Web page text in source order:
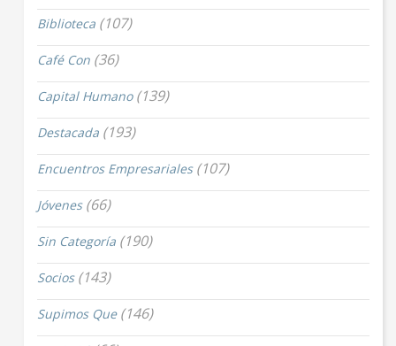
Biblioteca (107)
Café Con (36)
Capital Humano(139)
Destacada (193)
Encuentros Empresariales(107)
Jóvenes(66)
Sin Categoría (190)
Socios(143)
Supimos Que(146)